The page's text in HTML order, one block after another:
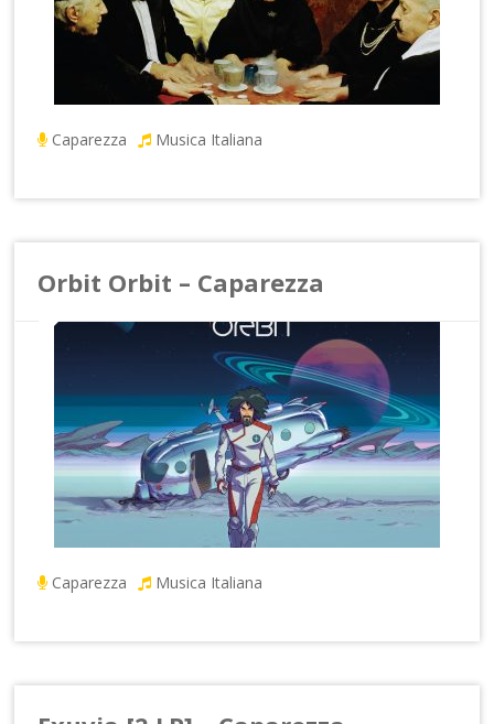
Caparezza Musica Italiana
Orbit Orbit – Caparezza
Caparezza Musica Italiana